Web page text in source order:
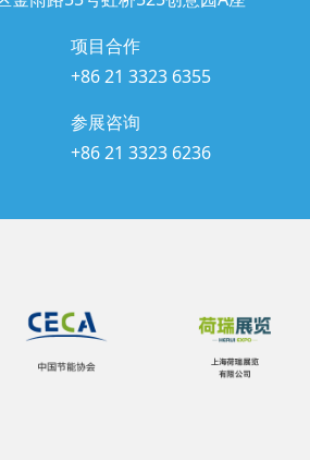
项目合作
+86 21 3323 6355
参展咨询
+86 21 3323 6236